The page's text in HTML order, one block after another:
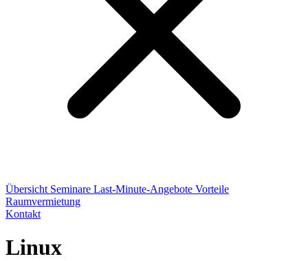
Übersicht Seminare Last-Minute-Angebote Vorteile
Raumvermietung
Kontakt
Linux